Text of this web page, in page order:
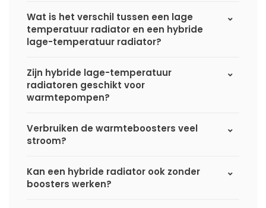
Wat is het verschil tussen een lage
temperatuur radiator en een hybride
lage-temperatuur radiator?
Zijn hybride lage-temperatuur
radiatoren geschikt voor
warmtepompen?
Verbruiken de warmteboosters veel
stroom?
Kan een hybride radiator ook zonder
boosters werken?